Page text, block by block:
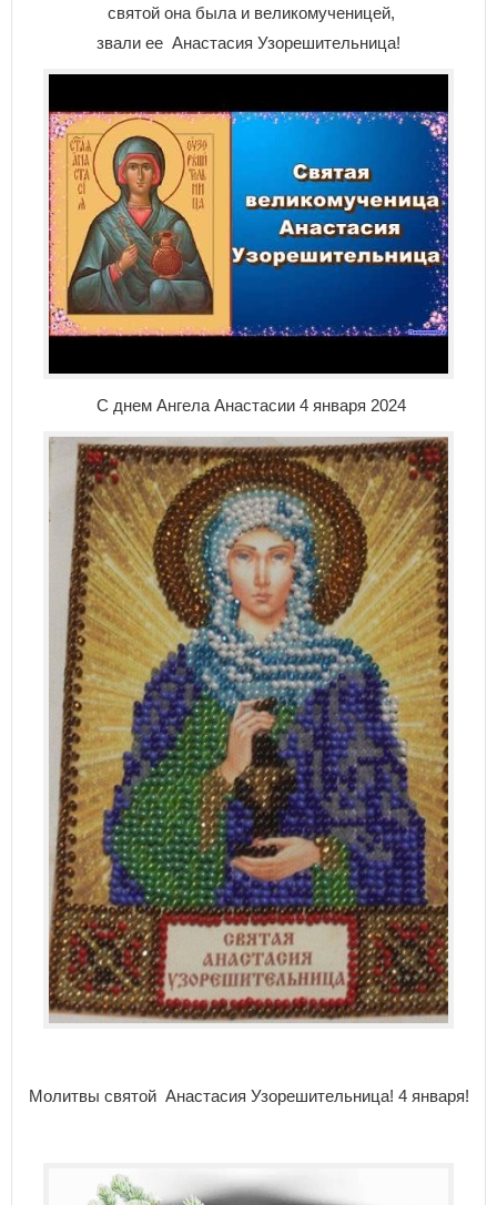
святой она была и великомученицей,
звали ее Анастасия Узорешительница!
С днем Ангела Анастасии 4 января 2024
Молитвы святой Анастасия Узорешительница! 4 января!